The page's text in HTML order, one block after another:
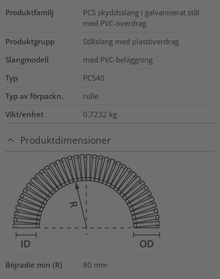
Produktfamilj
PCS skyddsslang i galvaniserat stål
med PVC-överdrag
Produktgrupp
Stålslang med plastöverdrag
Slangmodell
med PVC-beläggning
Typ
PCS40
Typ av förpackn.
rulle
Vikt/enhet
0.7232 kg
Produktdimensioner
Böjradie min (R) 80 mm